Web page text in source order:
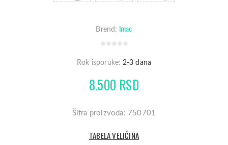
Brend: Imac
Rok isporuke: 2-3 dana
8.500 RSD
Šifra proizvoda: 750701
TABELA VELIČINA